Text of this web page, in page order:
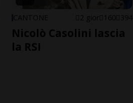
CANTONE 2 gior 160 394
Nicolò Casolini lascia
la RSI